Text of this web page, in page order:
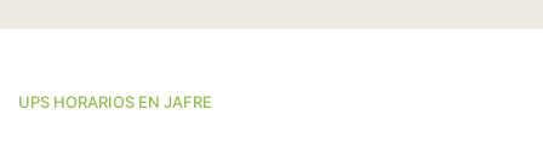
UPS HORARIOS EN JAFRE